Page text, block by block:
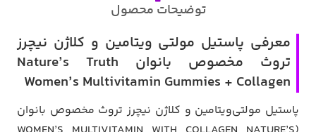
توضیحات محصول
معرفی پاستیل مولتی ویتامین و کلاژن نیچرز
تروث مخصوص بانوان Nature’s Truth
Women’s Multivitamin Gummies + Collagen
پاستیل مولتی‌ویتامین و کلاژن نیچرز تروث مخصوص بانوان